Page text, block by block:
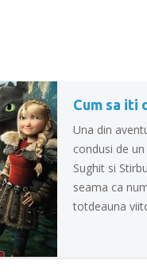
Cum sa iti
Una din
condusi de
Sughit si
seama ca
totdeauna